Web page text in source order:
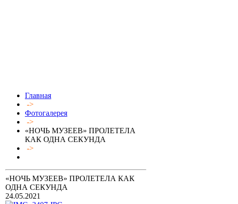
Главная
->
Фотогалерея
->
«НОЧЬ МУЗЕЕВ» ПРОЛЕТЕЛА
КАК ОДНА СЕКУНДА
->
«НОЧЬ МУЗЕЕВ» ПРОЛЕТЕЛА КАК
ОДНА СЕКУНДА
24.05.2021